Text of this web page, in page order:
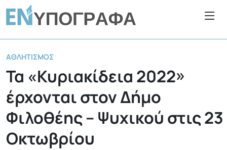
ΑΘΛΗΤΙΣΜΌΣ
Τα «Κυριακίδεια 2022»
έρχονται στον Δήμο
Φιλοθέης – Ψυχικού στις 23
Οκτωβρίου